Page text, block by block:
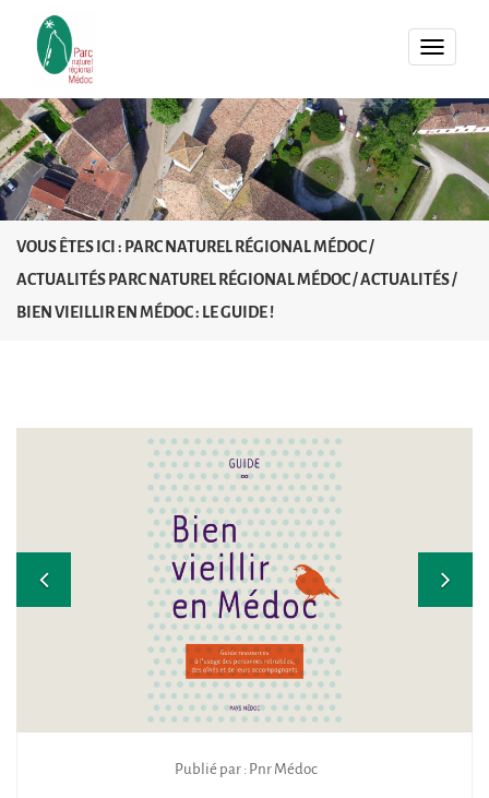
MENU
VOUS ÊTES ICI : PARC NATUREL RÉGIONAL MÉDOC/
ACTUALITÉS PARC NATUREL RÉGIONAL MÉDOC/ACTUALITÉS/
BIEN VIEILLIR EN MÉDOC : LE GUIDE !
Publié par : Pnr Médoc